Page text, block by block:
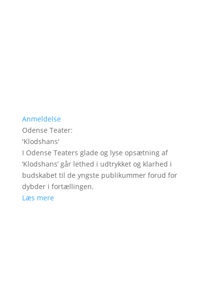
Anmeldelse
Odense Teater:
'Klodshans'
I Odense Teaters glade og lyse opsætning af
’Klodshans’ går lethed i udtrykket og klarhed i
budskabet til de yngste publikummer forud for
dybder i fortællingen.
Læs mere